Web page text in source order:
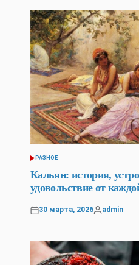
POSTED
IN
РАЗНОЕ
Кальян: история,
удовольствие от
Posted
30 марта, 2026
Posted
admin